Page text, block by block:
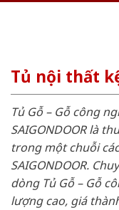
Tủ nội thất
Tủ Gỗ – Gỗ công
SAIGONDOOR là
trong một chuỗi
SAIGONDOOR.
dòng Tủ Gỗ – Gỗ
lượng cao, giá